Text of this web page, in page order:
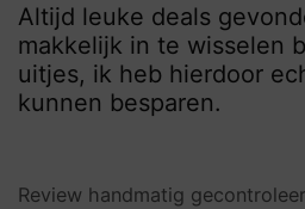
Altijd leuke deals
makkelijk in te wisselen
uitjes, ik heb hierdoor
kunnen besparen.
Review handmatig